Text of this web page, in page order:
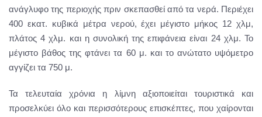
ανάγλυφο της περιοχής πριν σκεπασθεί από τα νερά. Περιέχει
400 εκατ. κυβικά μέτρα νερού, έχει μέγιστο μήκος 12 χλμ,
πλάτος 4 χλμ. και η συνολική της επιφάνεια είναι 24 χλμ. Το
μέγιστο βάθος της φτάνει τα 60 μ. και το ανώτατο υψόμετρο
αγγίζει τα 750 μ.
Τα τελευταία χρόνια η λίμνη αξιοποιείται τουριστικά και
προσελκύει όλο και περισσότερους επισκέπτες, που χαίρονται